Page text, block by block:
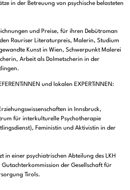
in der Betreuung von psychische belasteten
und Preise, für ihren Debütroman
Rauriser Literaturpreis, Malerin, Studium
Kunst in Wien, Schwerpunkt Malerei
Arbeit als Dolmetscherin in der
und lokalen EXPERTiNNEN:
in Innsbruck,
für interkulturelle Psychotherapie
Feministin und Aktivistin in der
in einer psychiatrischen Abteilung des LKH
der Gesellschaft für
Tirols.